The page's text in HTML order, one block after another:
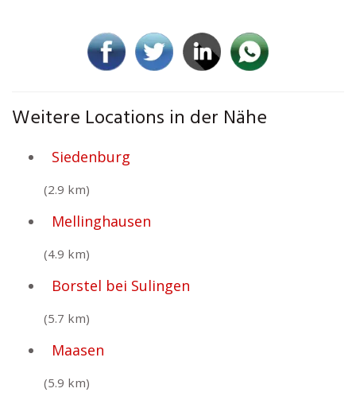
Weitere Locations in der Nähe
Siedenburg
(2.9 km)
Mellinghausen
(4.9 km)
Borstel bei Sulingen
(5.7 km)
Maasen
(5.9 km)